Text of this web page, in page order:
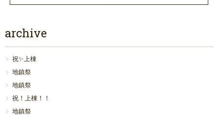
archive
祝✨上棟
地鎮祭
地鎮祭
祝！上棟！！
地鎮祭